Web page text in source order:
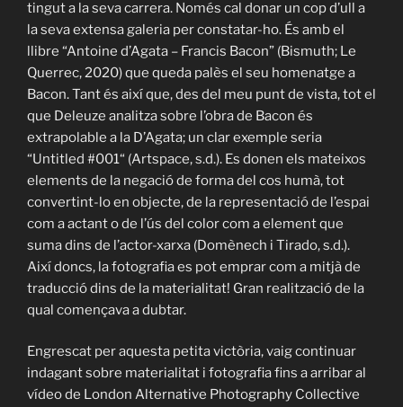
tingut a la seva carrera. Només cal donar un cop d’ull a
la seva extensa galeria per constatar-ho. És amb el
llibre “Antoine d’Agata – Francis Bacon” (Bismuth; Le
Querrec, 2020) que queda palès el seu homenatge a
Bacon. Tant és així que, des del meu punt de vista, tot el
que Deleuze analitza sobre l’obra de Bacon és
extrapolable a la D’Agata; un clar exemple seria
“Untitled #001“ (Artspace, s.d.). Es donen els mateixos
elements de la negació de forma del cos humà, tot
convertint-lo en objecte, de la representació de l’espai
com a actant o de l’ús del color com a element que
suma dins de l’actor-xarxa (Domènech i Tirado, s.d.).
Així doncs, la fotografia es pot emprar com a mitjà de
traducció dins de la materialitat! Gran realització de la
qual començava a dubtar.
Engrescat per aquesta petita victòria, vaig continuar
indagant sobre materialitat i fotografia fins a arribar al
vídeo de London Alternative Photography Collective